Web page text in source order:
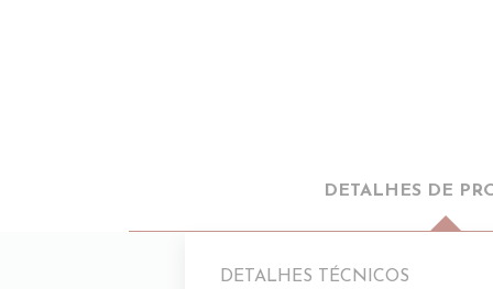
DETALHES DE
DETALHES TÉCNICOS